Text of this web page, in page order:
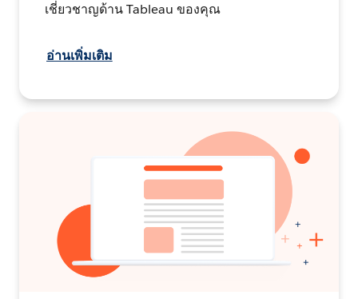
เชี่ยวชาญด้าน Tableau ของคุณ
อ่านเพิ่มเติม